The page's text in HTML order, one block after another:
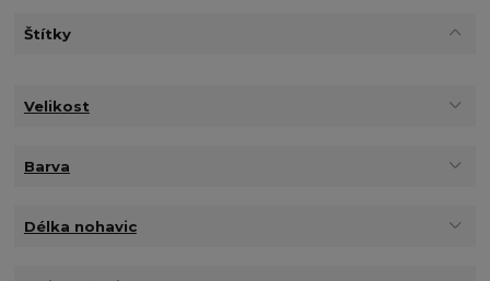
Štítky
Velikost
Barva
Délka nohavic